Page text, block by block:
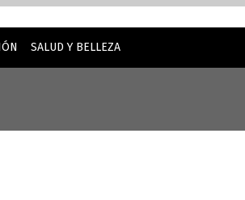
usted acepta nuestro uso de
SALUD Y BELLEZA